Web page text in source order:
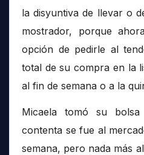
la disyuntiva de llevar o
mostrador, porque
opción de pedirle al
total de su compra en la
al fin de semana o a la
Micaela tomó su
contenta se fue al
semana, pero nada más